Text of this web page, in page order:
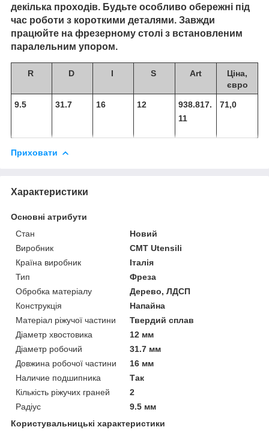
декілька проходів. Будьте особливо обережні під
час роботи з короткими деталями. Завжди
працюйте на фрезерному столі з встановленим
паралельним упором.
R D I S Art
Ціна,
євро
9.5 31.7 16 12
938.817.
11
71,0
Приховати
Характеристики
Основні атрибути
Стан
Новий
Виробник
CMT Utensili
Країна виробник
Італія
Тип
Фреза
Обробка матеріалу
Дерево, ЛДСП
Конструкція
Напайна
Матеріал ріжучої частини
Твердий сплав
Діаметр хвостовика
12 мм
Діаметр робочий
31.7 мм
Довжина робочої частини
16 мм
Наличие подшипника
Так
Кількість ріжучих граней
2
Радіус
9.5 мм
Користувальницькі характеристики